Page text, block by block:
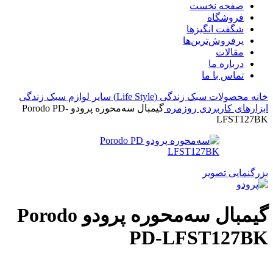
صفحه نخست
فروشگاه
شگفت انگیزها
پرفروش‌ترین‌ها
مقالات
درباره ما
تماس با ما
خانه محصولات سبک زندگی (Life Style)
سایر لوازم سبک زندگی
ابزارهای کاربردی روزمره
گیمبال سه‌محوره پرودو Porodo PD-
LFST127BK
بزرگنمایی تصویر
گیمبال سه‌محوره پرودو Porodo
PD-LFST127BK